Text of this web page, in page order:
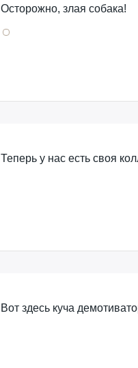
Осторожно, злая собака!
Теперь у нас есть своя
Вот здесь куча